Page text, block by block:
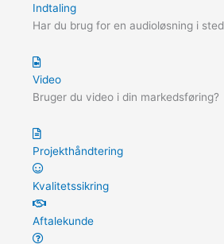
Indtaling
Har du brug for en audioløsning i
Video
Bruger du video i din markedsføring?
Projekthåndtering
Kvalitetssikring
Aftalekunde